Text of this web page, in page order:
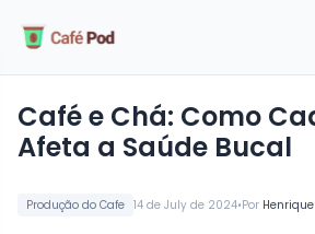
Produção do Cafe 14 de July de 2024•Por Henrique
Café e Chá: Como Cada Bebida
Afeta a Saúde Bucal